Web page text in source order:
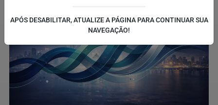
APÓS DESABILITAR, ATUALIZE A PÁGINA PARA CONTINUAR SUA
NAVEGAÇÃO!